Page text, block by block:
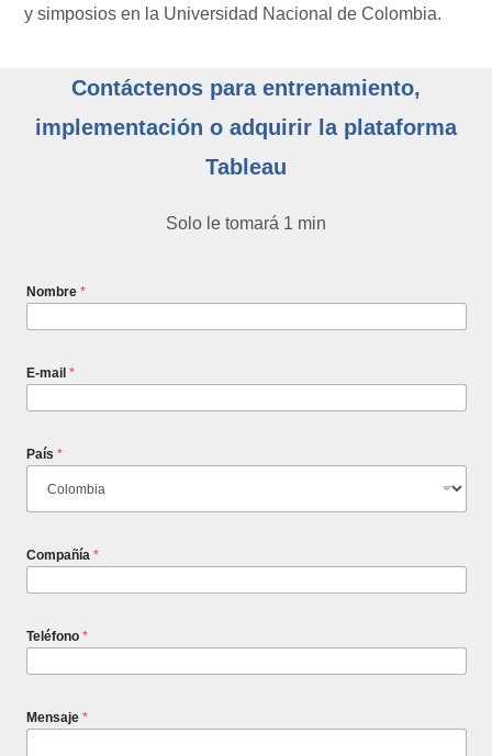
y simposios en la Universidad Nacional de Colombia.
Contáctenos para entrenamiento,
implementación o adquirir la plataforma
Tableau
Solo le tomará 1 min
Nombre *
E-mail *
País *
Compañía *
Teléfono *
Mensaje *